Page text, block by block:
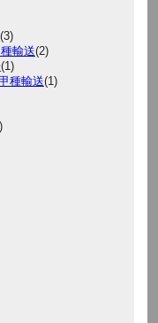
(3)
輸送(2)
(1)
種輸送(1)